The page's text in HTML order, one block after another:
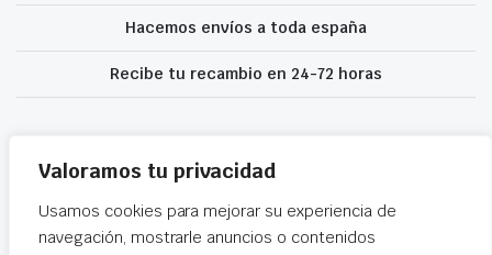
Valoramos tu privacidad
Usamos cookies para mejorar su experiencia de
navegación, mostrarle anuncios o contenidos
Hacemos envíos a toda españa
Recibe tu recambio en 24-72 horas
accesibilidad